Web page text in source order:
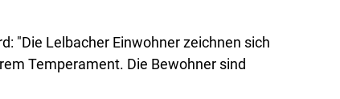
"Die Lelbacher Einwohner zeichnen sich
Temperament. Die Bewohner sind